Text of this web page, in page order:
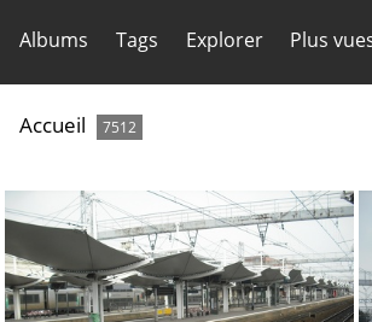
Albums Tags Explorer Plus
Accueil 7512